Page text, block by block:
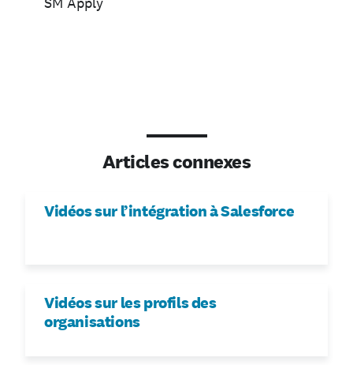
Articles connexes
Vidéos sur l’intégration à Salesforce
Vidéos sur les profils des
organisations